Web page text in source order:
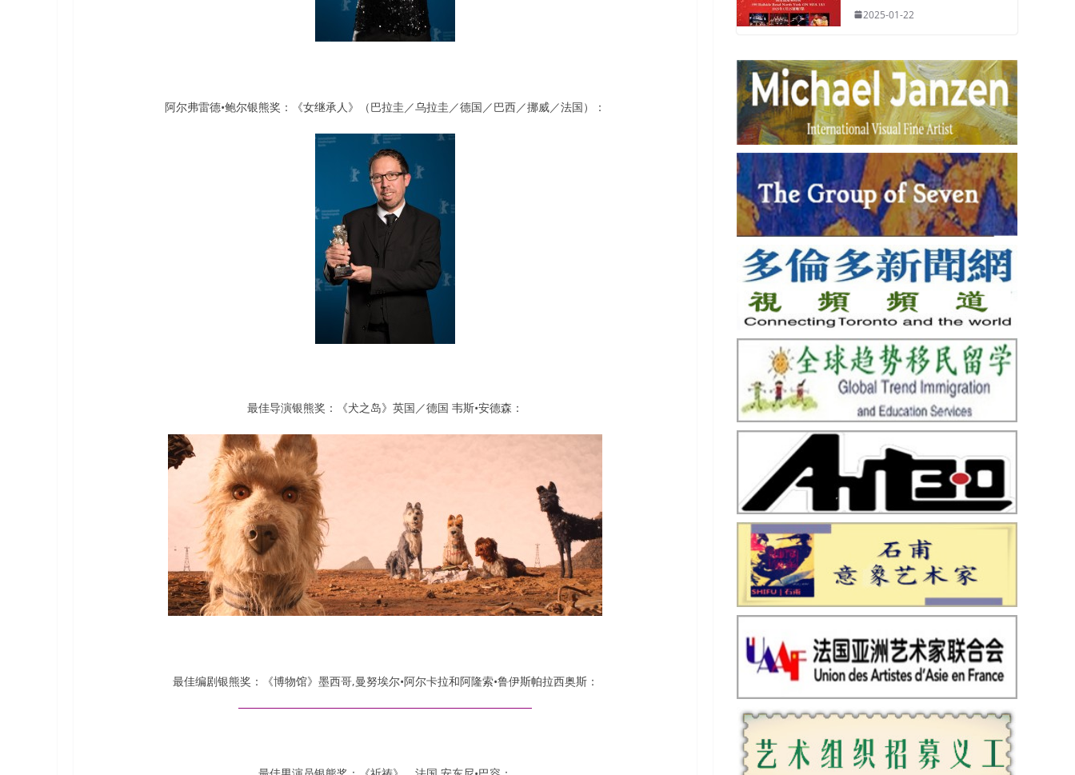
阿尔弗雷德•鲍尔银熊奖：《女继承人》（巴拉圭／乌拉圭／德国／巴西／挪威／法国）：
最佳导演银熊奖：《犬之岛》英国／德国 韦斯•安德森：
最佳编剧银熊奖：《博物馆》墨西哥,曼努埃尔•阿尔卡拉和阿隆索•鲁伊斯帕拉西奥斯：
2025-01-22